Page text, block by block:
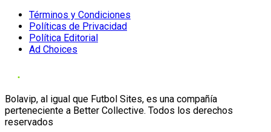
Términos y Condiciones
Políticas de Privacidad
Política Editorial
Ad Choices
Bolavip, al igual que Futbol Sites, es una compañía
perteneciente a Better Collective. Todos los derechos
reservados